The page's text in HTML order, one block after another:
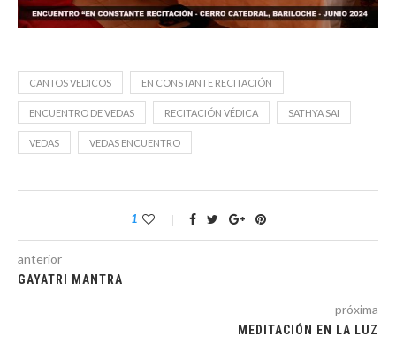
CANTOS VEDICOS EN CONSTANTE RECITACIÓN
ENCUENTRO DE VEDAS RECITACIÓN VÉDICA SATHYA SAI
VEDAS VEDAS ENCUENTRO
1
anterior
GAYATRI MANTRA
próxima
MEDITACIÓN EN LA LUZ